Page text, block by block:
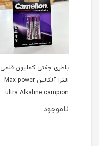
باطری جفتی کملیون قلمی
الترا آلکالین Max power
ultra Alkaline campion
ناموجود